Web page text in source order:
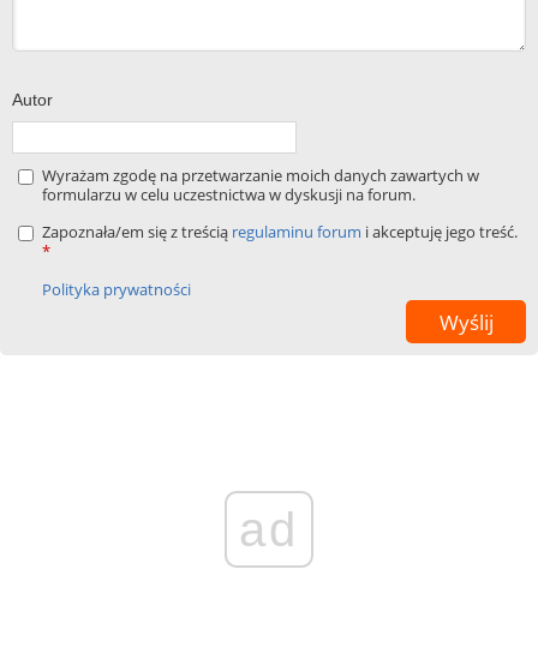
Autor
Wyrażam zgodę na przetwarzanie moich danych zawartych w
formularzu w celu uczestnictwa w dyskusji na forum.
Zapoznała/em się z treścią regulaminu forum i akceptuję jego treść.
*
Polityka prywatności
ad